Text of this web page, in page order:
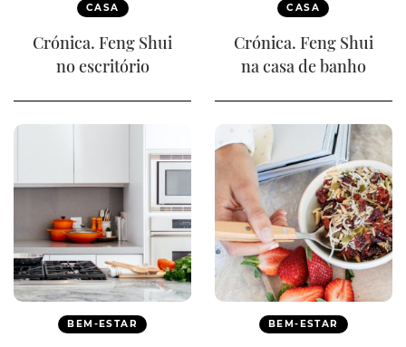
CASA
Crónica. Feng Shui
no escritório
CASA
Crónica. Feng Shui
na casa de banho
BEM-ESTAR BEM-ESTAR